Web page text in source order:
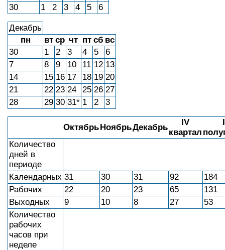
30
1 2 3 4 5 6
Декабрь
пн
вт ср чт пт сб вс
30
1 2 3 4 5
6
7
8 9 10 11 12 13
14
15 16 17 18 19 20
21
22 23 24 25 26 27
28
29 30 31* 1 2 3
ОктябрьНоябрьДекабрь
IV
квартал
Количество
дней в
периоде
Календарных 31 30 31 92
184
Рабочих
22 20 23 65
131
Выходных
9 10 8 27
53
Количество
рабочих
часов при
неделе